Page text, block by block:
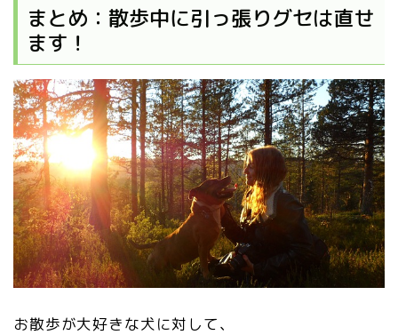
まとめ：散歩中に引っ張りグセは直せ
ます！
お散歩が大好きな犬に対して、